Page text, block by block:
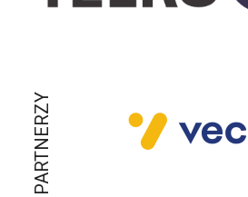
PARTNERZY